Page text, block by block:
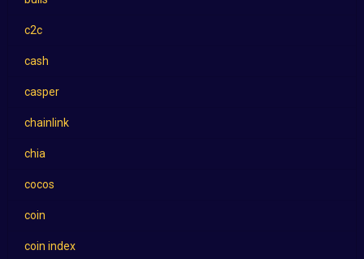
c2c
cash
casper
chainlink
chia
cocos
coin
coin index